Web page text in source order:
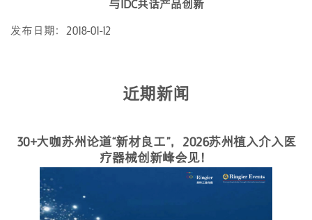
与IDC共话产品创新
发布日期：2018-01-12
近期新闻
30+大咖苏州论道“新材良工”，2026苏州植入介入医
疗器械创新峰会见！